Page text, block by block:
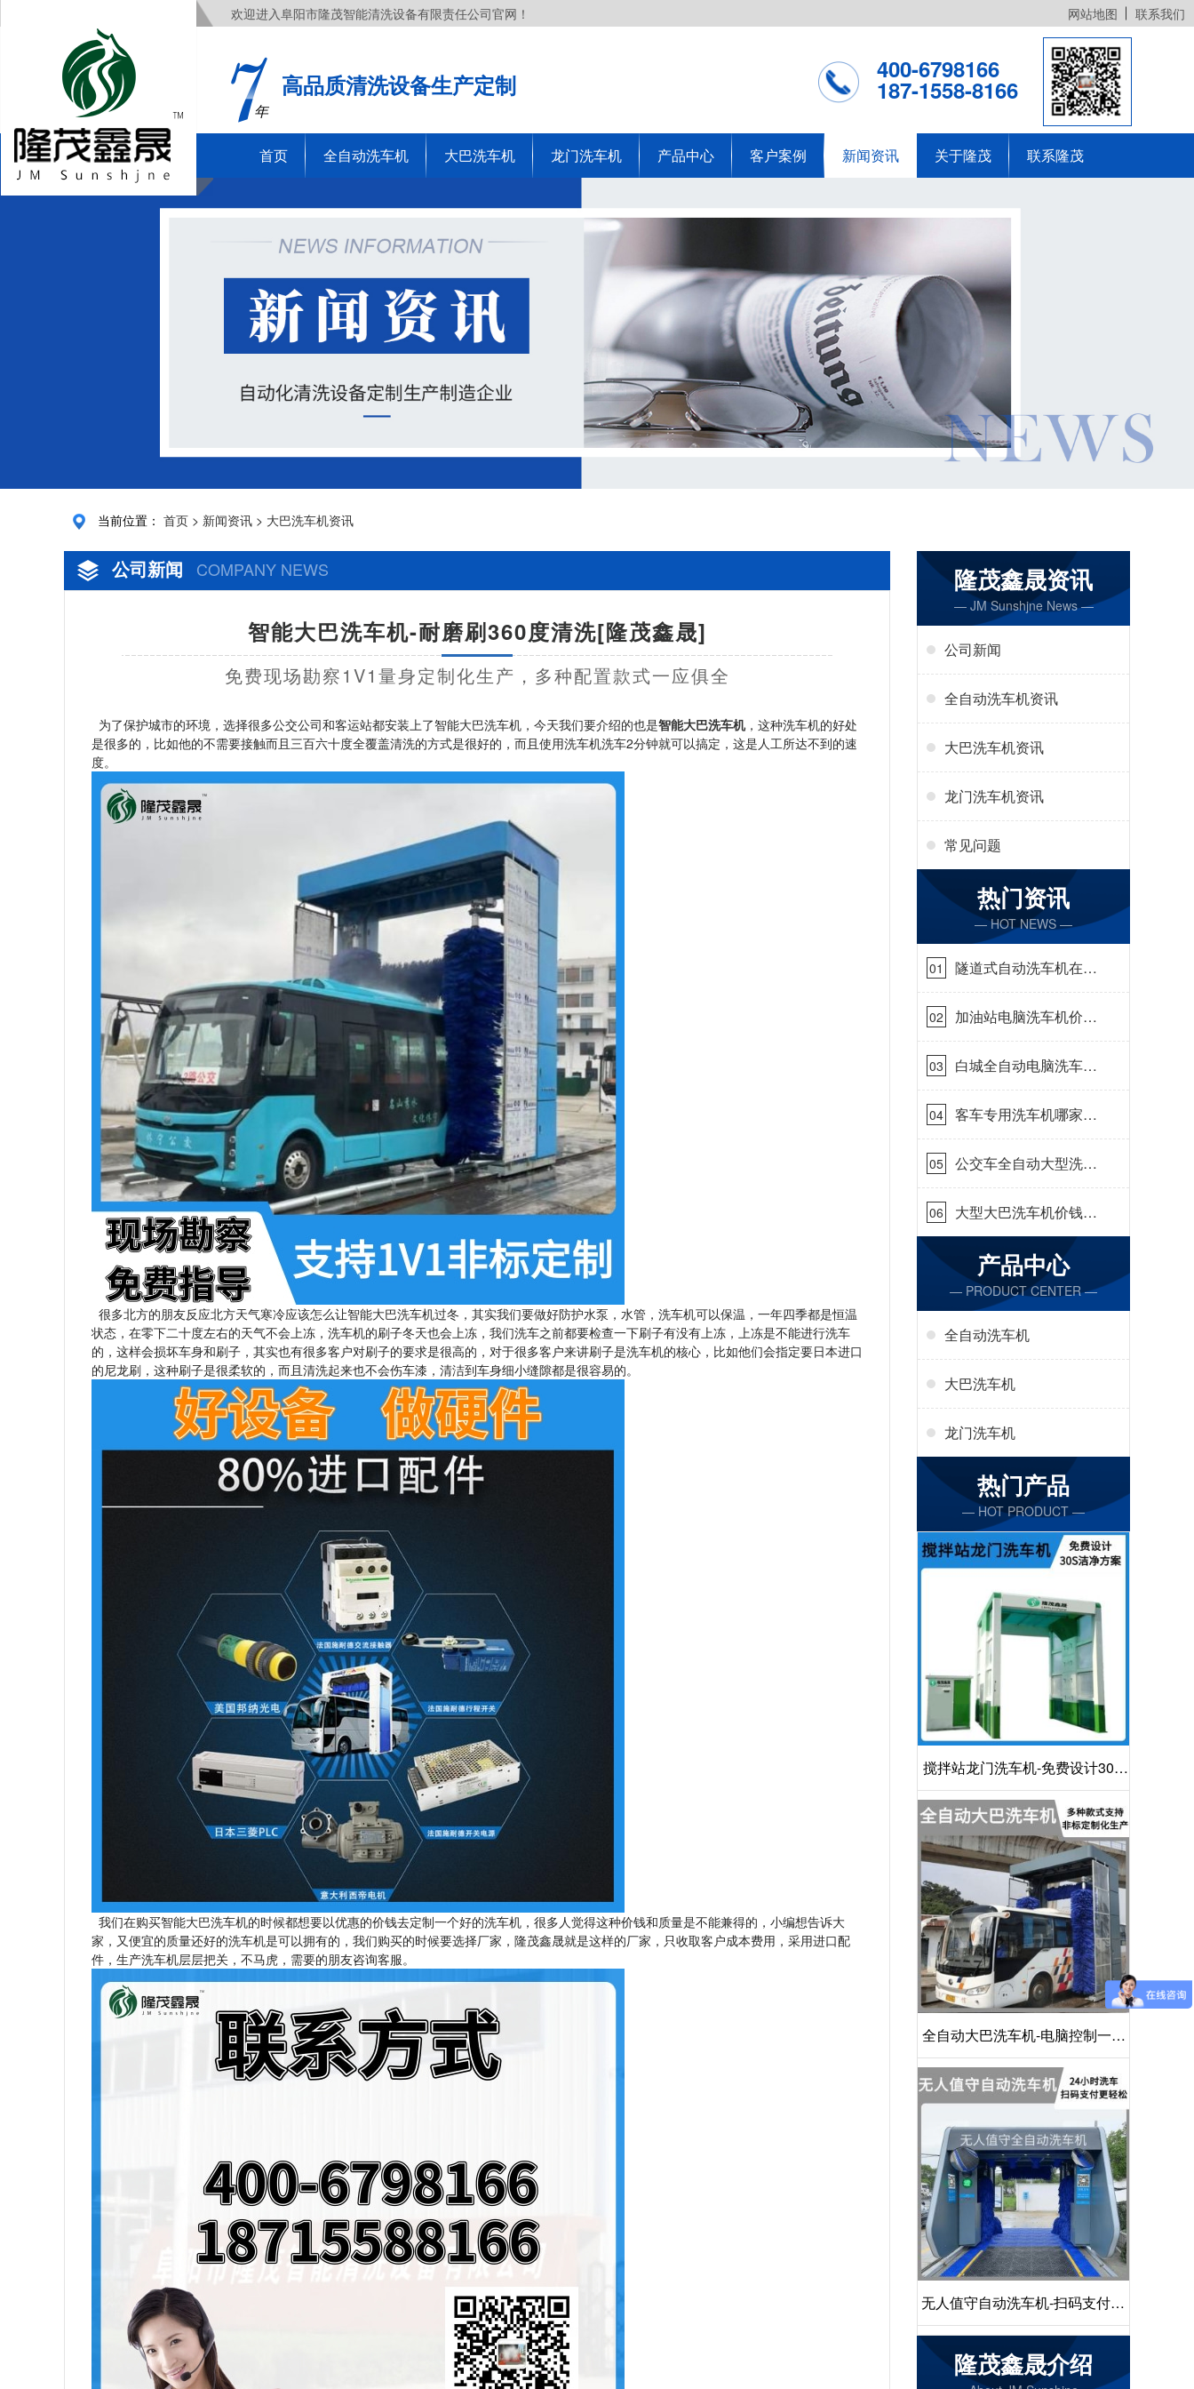
欢迎进入阜阳市隆茂智能清洗设备有限责任公司官网！ 网站地图 联系我们
年
高品质清洗设备生产定制
400-6798166
187-1558-8166
首页 全自动洗车机 大巴洗车机 龙门洗车机 产品中心 客户案例 新闻资讯 关于隆茂 联系隆茂
当前位置： 首页 > 新闻资讯 > 大巴洗车机资讯
公司新闻 COMPANY NEWS
智能大巴洗车机-耐磨刷360度清洗[隆茂鑫晟]
免费现场勘察1V1量身定制化生产，多种配置款式一应俱全
为了保护城市的环境，选择很多公交公司和客运站都安装上了智能大巴洗车机，今天我们要介绍的也是智能大巴洗车机，这种洗车机的好处
是很多的，比如他的不需要接触而且三百六十度全覆盖清洗的方式是很好的，而且使用洗车机洗车2分钟就可以搞定，这是人工所达不到的速
度。
很多北方的朋友反应北方天气寒冷应该怎么让智能大巴洗车机过冬，其实我们要做好防护水泵，水管，洗车机可以保温，一年四季都是恒温
状态，在零下二十度左右的天气不会上冻，洗车机的刷子冬天也会上冻，我们洗车之前都要检查一下刷子有没有上冻，上冻是不能进行洗车
的，这样会损坏车身和刷子，其实也有很多客户对刷子的要求是很高的，对于很多客户来讲刷子是洗车机的核心，比如他们会指定要日本进口
的尼龙刷，这种刷子是很柔软的，而且清洗起来也不会伤车漆，清洁到车身细小缝隙都是很容易的。
我们在购买智能大巴洗车机的时候都想要以优惠的价钱去定制一个好的洗车机，很多人觉得这种价钱和质量是不能兼得的，小编想告诉大
家，又便宜的质量还好的洗车机是可以拥有的，我们购买的时候要选择厂家，隆茂鑫晟就是这样的厂家，只收取客户成本费用，采用进口配
件，生产洗车机层层把关，不马虎，需要的朋友咨询客服。
隆茂鑫晟资讯
— JM Sunshjne News —
公司新闻
全自动洗车机资讯
大巴洗车机资讯
龙门洗车机资讯
常见问题
热门资讯
— HOT NEWS —
01
隧道式自动洗车机在哪
里购买[隆茂鑫晟]
02
加油站电脑洗车机价格
怎么样[隆茂鑫晟]
03
白城全自动电脑洗车
机-ADV防冻冬季正常
使用[隆茂鑫晟]
04
客车专用洗车机哪家的
好[隆茂鑫晟]
05
公交车全自动大型洗车
机什么价钱[隆茂鑫晟]
06
大型大巴洗车机价钱怎
么样[隆茂鑫晟]
产品中心
— PRODUCT CENTER —
全自动洗车机
大巴洗车机
龙门洗车机
热门产品
— HOT PRODUCT —
搅拌站龙门洗车机-免费设计30S
洁净方案[隆茂鑫晟]
全自动大巴洗车机-电脑控制一键
启动清洗[隆茂鑫晟]
无人值守自动洗车机-扫码支付24
小时不停机洗车[隆茂鑫晟]
隆茂鑫晟介绍